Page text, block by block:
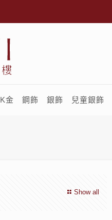
K金 鋼飾 銀飾 兒童銀飾
Show all